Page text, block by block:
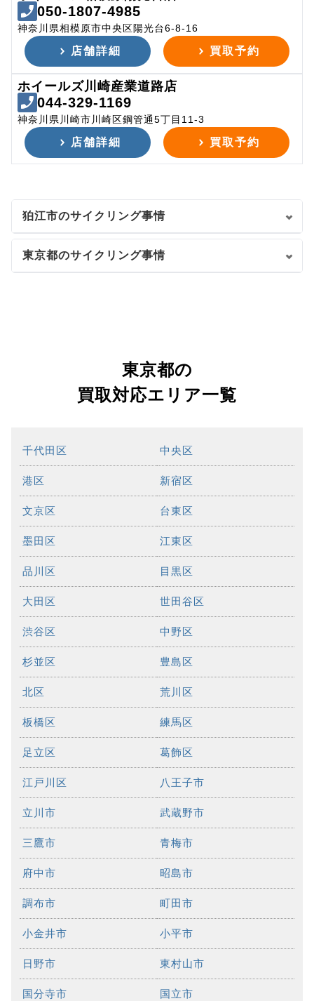
050-1807-4985
神奈川県相模原市中央区陽光台6-8-16
店舗詳細 買取予約
ホイールズ川崎産業道路店
044-329-1169
神奈川県川崎市川崎区鋼管通5丁目11-3
店舗詳細 買取予約
狛江市のサイクリング事情
東京都のサイクリング事情
東京都の
買取対応エリア一覧
千代田区 中央区
港区 新宿区
文京区 台東区
墨田区 江東区
品川区 目黒区
大田区 世田谷区
渋谷区 中野区
杉並区 豊島区
北区 荒川区
板橋区 練馬区
足立区 葛飾区
江戸川区 八王子市
立川市 武蔵野市
三鷹市 青梅市
府中市 昭島市
調布市 町田市
小金井市 小平市
日野市 東村山市
国分寺市 国立市